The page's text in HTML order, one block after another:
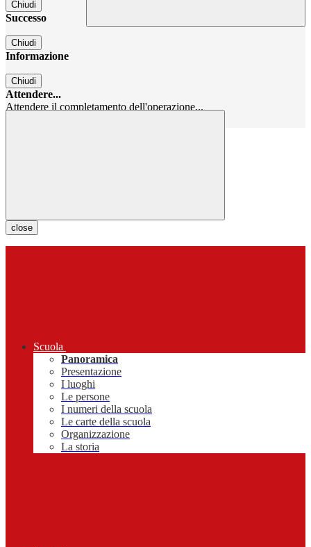
Chiudi
Successo
Chiudi
Informazione
Chiudi
Attendere...
Attendere il completamento dell'operazione...
close
Scuola
Panoramica
Presentazione
I luoghi
Le persone
I numeri della scuola
Le carte della scuola
Organizzazione
La storia